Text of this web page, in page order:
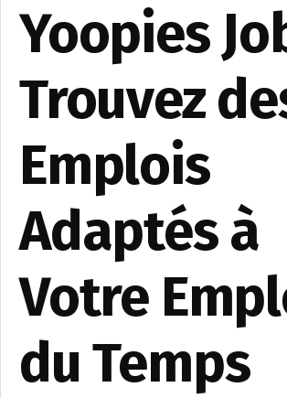
Yoopies
Trouvez
Emplois
Adaptés à
Votre
du Temps